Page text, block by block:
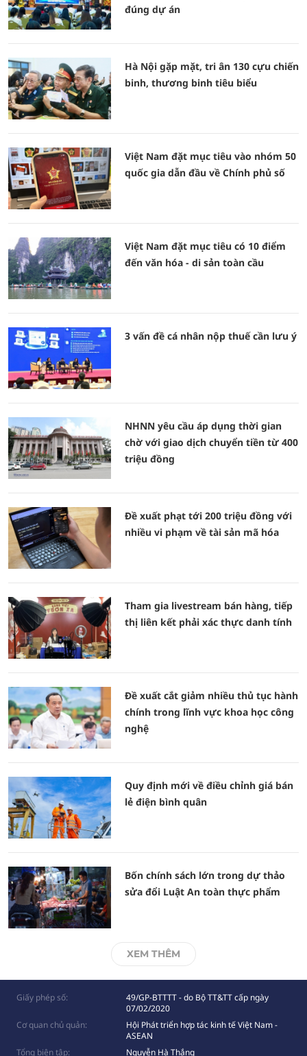
đúng dự án
Hà Nội gặp mặt, tri ân 130 cựu chiến
binh, thương binh tiêu biểu
Việt Nam đặt mục tiêu vào nhóm 50
quốc gia dẫn đầu về Chính phủ số
Việt Nam đặt mục tiêu có 10 điểm
đến văn hóa - di sản toàn cầu
3 vấn đề cá nhân nộp thuế cần lưu ý
NHNN yêu cầu áp dụng thời gian
chờ với giao dịch chuyển tiền từ 400
triệu đồng
Đề xuất phạt tới 200 triệu đồng với
nhiều vi phạm về tài sản mã hóa
Tham gia livestream bán hàng, tiếp
thị liên kết phải xác thực danh tính
Đề xuất cắt giảm nhiều thủ tục hành
chính trong lĩnh vực khoa học công
nghệ
Quy định mới về điều chỉnh giá bán
lẻ điện bình quân
Bốn chính sách lớn trong dự thảo
sửa đổi Luật An toàn thực phẩm
XEM THÊM
Giấy phép số:
49/GP-BTTTT - do Bộ TT&TT cấp ngày
07/02/2020
Cơ quan chủ quản:
Hội Phát triển hợp tác kinh tế Việt Nam -
ASEAN
Tổng biên tập:
Nguyễn Hà Thắng